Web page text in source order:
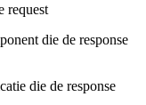
request
die de response
die de response